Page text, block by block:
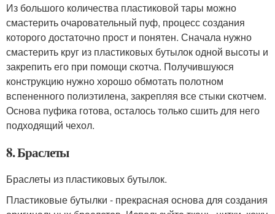
Из большого количества пластиковой тары можно
смастерить очаровательный пуф, процесс создания
которого достаточно прост и понятен. Сначала нужно
смастерить круг из пластиковых бутылок одной высоты и
закрепить его при помощи скотча. Получившуюся
конструкцию нужно хорошо обмотать полотном
вспененного полиэтилена, закрепляя все стыки скотчем.
Основа пуфика готова, осталось только сшить для него
подходящий чехол.
8. Браслеты
Браслеты из пластиковых бутылок.
Пластиковые бутылки - прекрасная основа для создания